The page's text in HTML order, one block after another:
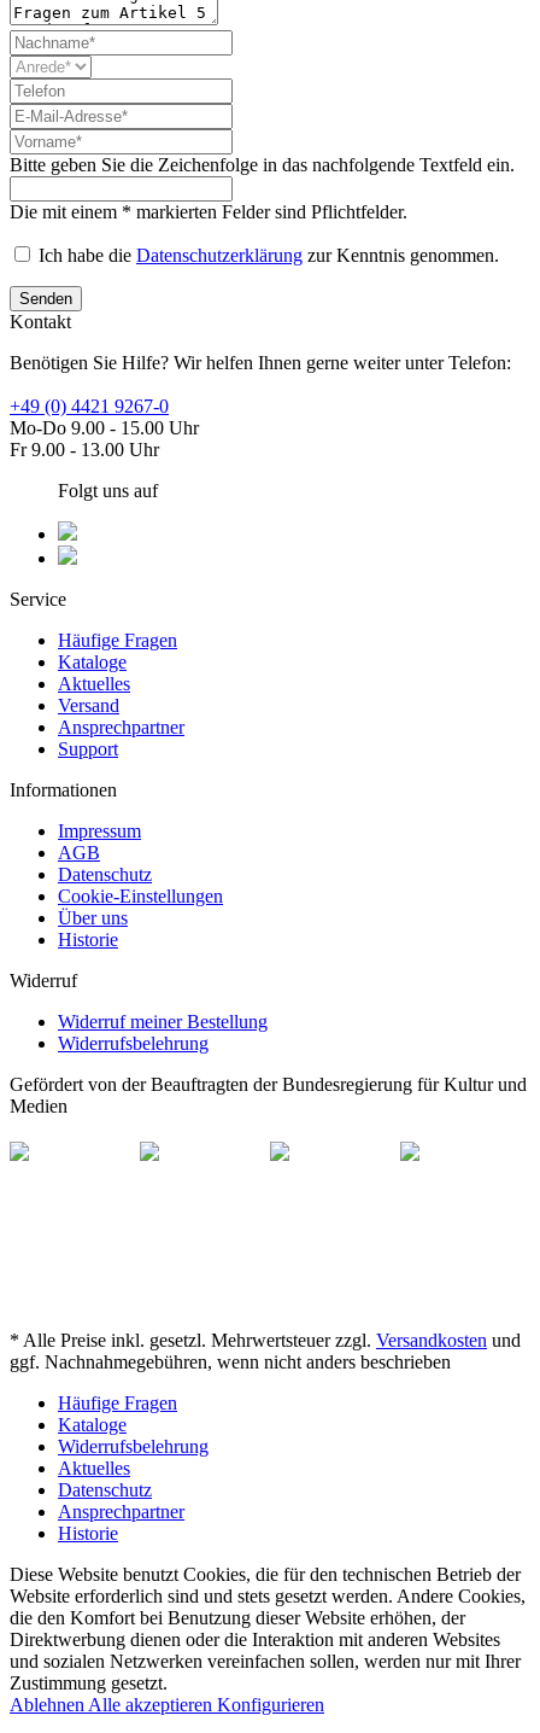
Bitte geben Sie die Zeichenfolge in das nachfolgende Textfeld ein.
Die mit einem * markierten Felder sind Pflichtfelder.
Ich habe die Datenschutzerklärung zur Kenntnis genommen.
Senden
Kontakt
Benötigen Sie Hilfe? Wir helfen Ihnen gerne weiter unter Telefon:
+49 (0) 4421 9267-0
Mo-Do 9.00 - 15.00 Uhr
Fr 9.00 - 13.00 Uhr
Folgt uns auf
Service
Häufige Fragen
Kataloge
Aktuelles
Versand
Ansprechpartner
Support
Informationen
Impressum
AGB
Datenschutz
Cookie-Einstellungen
Über uns
Historie
Widerruf
Widerruf meiner Bestellung
Widerrufsbelehrung
Gefördert von der Beauftragten der Bundesregierung für Kultur und
Medien
* Alle Preise inkl. gesetzl. Mehrwertsteuer zzgl. Versandkosten und
ggf. Nachnahmegebühren, wenn nicht anders beschrieben
Häufige Fragen
Kataloge
Widerrufsbelehrung
Aktuelles
Datenschutz
Ansprechpartner
Historie
Diese Website benutzt Cookies, die für den technischen Betrieb der
Website erforderlich sind und stets gesetzt werden. Andere Cookies,
die den Komfort bei Benutzung dieser Website erhöhen, der
Direktwerbung dienen oder die Interaktion mit anderen Websites
und sozialen Netzwerken vereinfachen sollen, werden nur mit Ihrer
Zustimmung gesetzt.
Ablehnen Alle akzeptieren Konfigurieren